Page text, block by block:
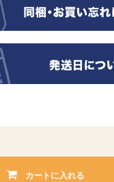
カートに入れる